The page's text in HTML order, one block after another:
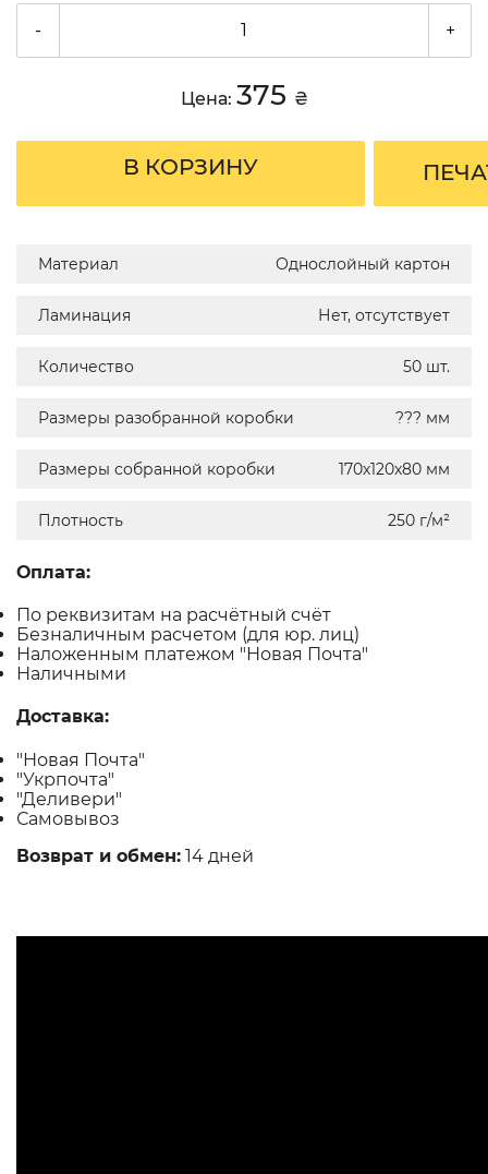
- +
Цена: 375 ₴
В КОРЗИНУ
Материал Однослойный картон
Ламинация Нет, отсутствует
Количество 50 шт.
Размеры разобранной коробки ??? мм
Размеры собранной коробки 170х120х80 мм
Плотность 250 г/м²
Оплата:
По реквизитам на расчётный счёт
Безналичным расчетом (для юр. лиц)
Наложенным платежом "Новая Почта"
Наличными
Доставка:
"Новая Почта"
"Укрпочта"
"Деливери"
Самовывоз
Возврат и обмен: 14 дней